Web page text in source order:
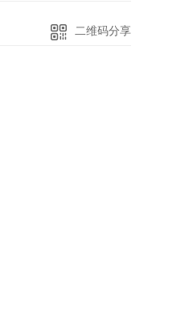
二维码分享